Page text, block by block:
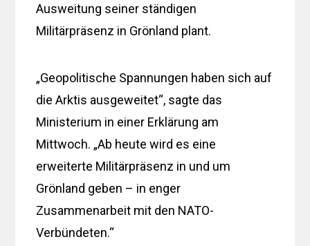
Ausweitung seiner ständigen
Militärpräsenz in Grönland plant.
„Geopolitische Spannungen haben sich auf
die Arktis ausgeweitet“, sagte das
Ministerium in einer Erklärung am
Mittwoch. „Ab heute wird es eine
erweiterte Militärpräsenz in und um
Grönland geben – in enger
Zusammenarbeit mit den NATO-
Verbündeten.“